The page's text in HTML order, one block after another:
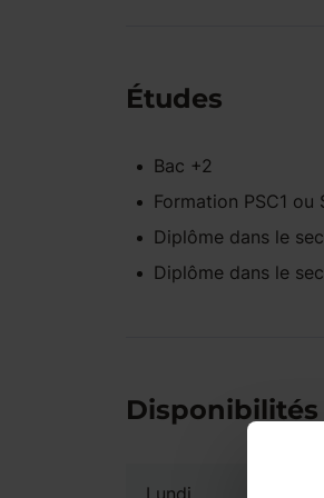
Études
Bac +2
Formation PSC1 ou
Diplôme dans le
Diplôme dans le
Disponibilités
Lundi